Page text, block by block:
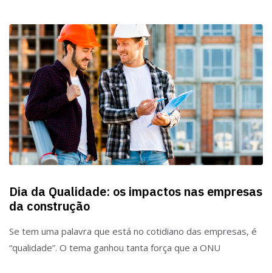
Dia da Qualidade: os impactos nas empresas
da construção
Se tem uma palavra que está no cotidiano das empresas, é
“qualidade”. O tema ganhou tanta força que a ONU